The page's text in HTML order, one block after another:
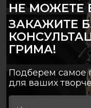
НЕ МОЖЕТЕ
ЗАКАЖИТЕ
ГРИМА!
Подберем самое
для ваших